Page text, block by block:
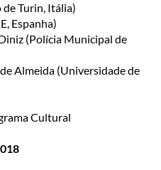
Turin, Itália)
Espanha)
(Polícia Municipal de
Almeida (Universidade de
Cultural